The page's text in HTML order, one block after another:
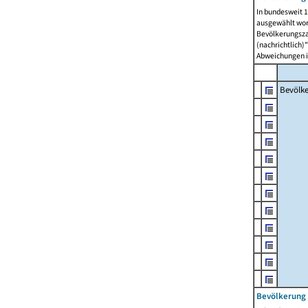
In bundesweit
ausgewählt
Abweichungen